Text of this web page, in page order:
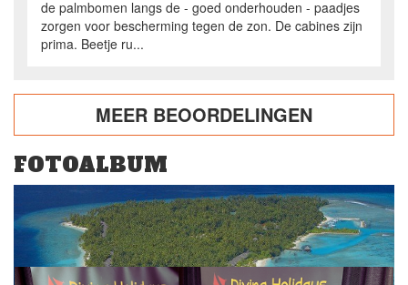
de palmbomen langs de - goed onderhouden - paadjes
zorgen voor bescherming tegen de zon. De cabines zijn
prima. Beetje ru...
MEER BEOORDELINGEN
FOTOALBUM